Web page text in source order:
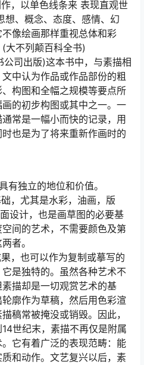
，以单色线条来 表现直观世
想、概念、态度、感情、幻
像绘画那样重视总体和彩
大不列颠百科全书)
司出版)这本书中，与素描相
中认为作品或作品部份的粗
构图和全幅之规模等要点所
的初步构图或其中之一。一
常是一幅小而快的记录，用
也是为了将来重新作画时的
有独立的地位和价值。
，尤其是水彩，油画，版
设计，也是画草图的必要基
间的艺术，不需要颜色及第
者。
，也可以作为复制或摹写的
是独特的。虽然各种艺术不
描却是一切观赏艺术的基
廓作为草稿，然后用色彩渲
稿常被掩没或销毁。因此，
世纪末，素描不再仅是附属
它有着广泛的表现范畴：能
和动作。文艺复兴以后，素